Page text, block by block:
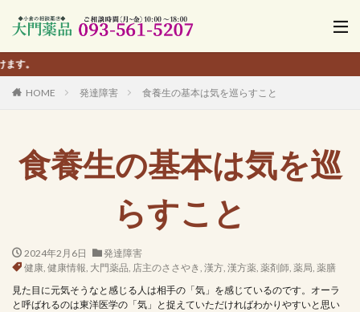
HOME 発達障害 食養生の基本は気を巡らすこと
食養生の基本は気を巡
らすこと
2024年2月6日
発達障害
健康, 健康情報, 大門薬品, 店主のささやき, 漢方, 漢方薬, 薬剤師, 薬局, 薬膳
見た目に元気そうなと感じる人は相手の「気」を感じているのです。オーラ
と呼ばれるのは東洋医学の「気」と捉えていただければわかりやすいと思い